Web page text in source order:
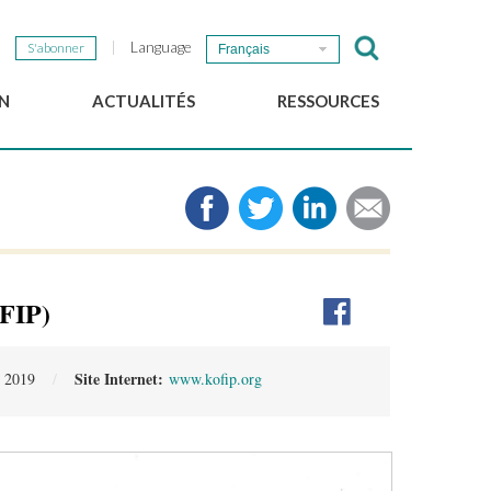
S'abonner Language Français
ACTUALITÉS
Newsletter du GSEF
RESSOURCES
Médias
Liens
Téléchargez notre plaquette
Site Internet:www.kofip.org